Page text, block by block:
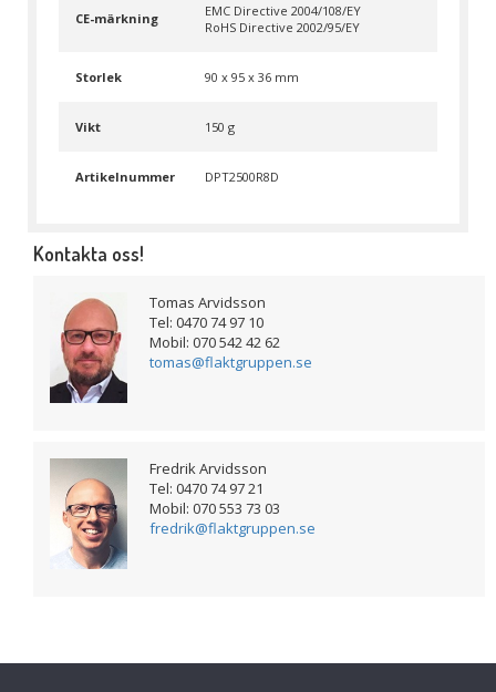
CE-märkning
EMC Directive 2004/108/EY
RoHS Directive 2002/95/EY
Storlek 90 x 95 x 36 mm
Vikt 150 g
Artikelnummer DPT2500R8D
Kontakta oss!
Tomas Arvidsson
Tel: 0470 74 97 10
Mobil: 070 542 42 62
tomas@flaktgruppen.se
Fredrik Arvidsson
Tel: 0470 74 97 21
Mobil: 070 553 73 03
fredrik@flaktgruppen.se